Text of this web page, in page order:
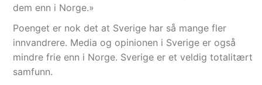
dem enn i Norge.»
Poenget er nok det at Sverige har så mange fler
innvandrere. Media og opinionen i Sverige er også
mindre frie enn i Norge. Sverige er et veldig totalitært
samfunn.